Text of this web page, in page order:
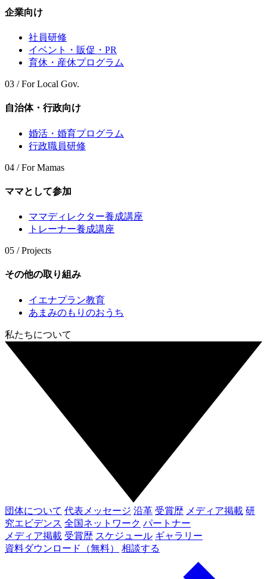
企業向け
社員研修
イベント・販促・PR
育休・産休プログラム
03 / For Local Gov.
自治体・行政向け
婚活・婚育プログラム
行政職員研修
04 / For Mamas
ママとして参加
ママディレクター養成講座
トレーナー養成講座
05 / Projects
その他の取り組み
イエナプラン教育
あまみのもりのおうち
私たちについて
団体について 代表メッセージ 沿革 受賞歴 メディア掲載 研
究エビデンス 全国ネットワーク パートナー
メディア掲載 受賞歴 スケジュール ギャラリー
資料ダウンロード（無料）
相談する